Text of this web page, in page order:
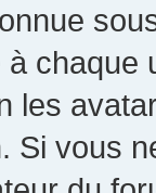
chaque
les
Si vous